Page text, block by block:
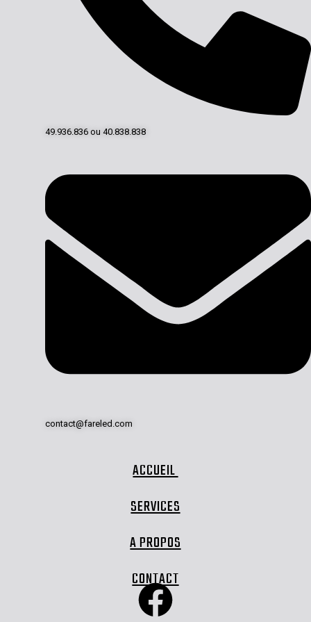
49.936.836 ou 40.838.838
contact@fareled.com
ACCUEIL
SERVICES
A PROPOS
CONTACT